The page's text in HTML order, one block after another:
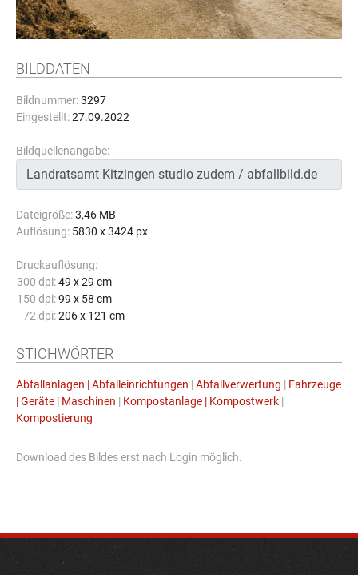
BILDDATEN
Bildnummer:3297
Eingestellt:27.09.2022
Bildquellenangabe:
Dateigröße:3,46 MB
Auflösung: 5830 x 3424 px
Druckauflösung:
300 dpi: 49 x 29 cm
150 dpi: 99 x 58 cm
72 dpi: 206 x 121 cm
STICHWÖRTER
Abfallanlagen | Abfalleinrichtungen | Abfallverwertung | Fahrzeuge
| Geräte | Maschinen | Kompostanlage | Kompostwerk |
Kompostierung
Download des Bildes erst nach Login möglich.